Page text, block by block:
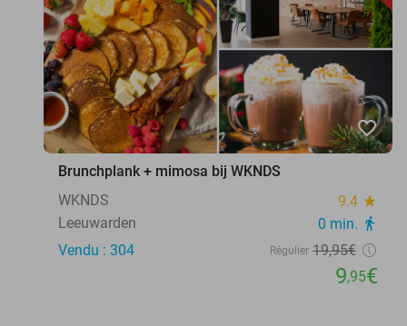
favorite_border
Brunchplank + mimosa bij WKNDS
WKNDS
9.4 star
Leeuwarden 0 min. directions_walk
Vendu : 304 Régulier 19,95€
9,95€